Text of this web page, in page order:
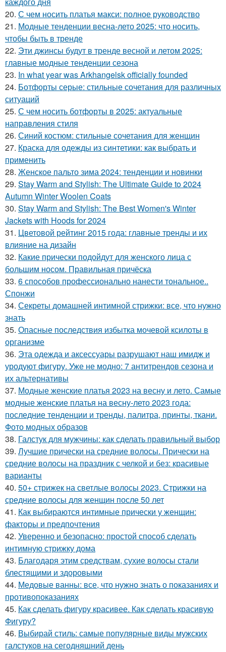
20. С чем носить платья макси: полное руководство
21. Модные тенденции весна-лето 2025: что носить,
чтобы быть в тренде
22. Эти джинсы будут в тренде весной и летом 2025:
главные модные тенденции сезона
23. In what year was Arkhangelsk officially founded
24. Ботфорты серые: стильные сочетания для различных
ситуаций
25. С чем носить ботфорты в 2025: актуальные
направления стиля
26. Синий костюм: стильные сочетания для женщин
27. Краска для одежды из синтетики: как выбрать и
применить
28. Женское пальто зима 2024: тенденции и новинки
29. Stay Warm and Stylish: The Ultimate Guide to 2024
Autumn Winter Woolen Coats
30. Stay Warm and Stylish: The Best Women's Winter
Jackets with Hoods for 2024
31. Цветовой рейтинг 2015 года: главные тренды и их
влияние на дизайн
32. Какие прически подойдут для женского лица с
большим носом. Правильная причёска
33. 6 способов профессионально нанести тональное..
Спонжи
34. Секреты домашней интимной стрижки: все, что нужно
знать
35. Опасные последствия избытка мочевой ксилоты в
организме
36. Эта одежда и аксессуары разрушают наш имидж и
уродуют фигуру. Уже не модно: 7 антитрендов сезона и
их альтернативы
37. Модные женские платья 2023 на весну и лето. Самые
модные женские платья на весну-лето 2023 года:
последние тенденции и тренды, палитра, принты, ткани.
Фото модных образов
38. Галстук для мужчины: как сделать правильный выбор
39. Лучшие прически на средние волосы. Прически на
средние волосы на праздник с челкой и без: красивые
варианты
40. 50+ стрижек на светлые волосы 2023. Стрижки на
средние волосы для женщин после 50 лет
41. Как выбираются интимные прически у женщин:
факторы и предпочтения
42. Уверенно и безопасно: простой способ сделать
интимную стрижку дома
43. Благодаря этим средствам, сухие волосы стали
блестящими и здоровыми
44. Медовые ванны: все, что нужно знать о показаниях и
противопоказаниях
45. Как сделать фигуру красивее. Как сделать красивую
Фигуру?
46. Выбирай стиль: самые популярные виды мужских
галстуков на сегодняшний день